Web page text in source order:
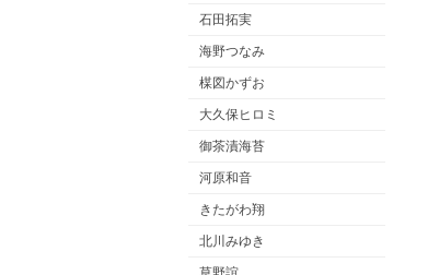
石田拓実
海野つなみ
楳図かずお
大久保ヒロミ
御茶漬海苔
河原和音
きたがわ翔
北川みゆき